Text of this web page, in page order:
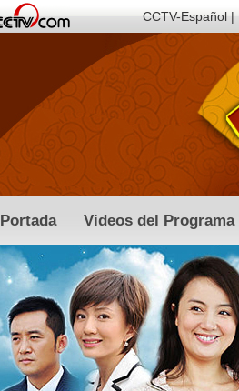
CCTV-Español|
Portada Videos del Programa